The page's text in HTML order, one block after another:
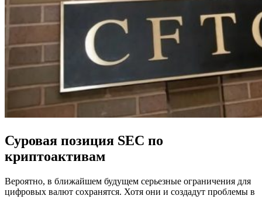
Суровая позиция SEC по
криптоактивам
Вероятно, в ближайшем будущем серьезные ограничения для
цифровых валют сохранятся. Хотя они и создадут проблемы в